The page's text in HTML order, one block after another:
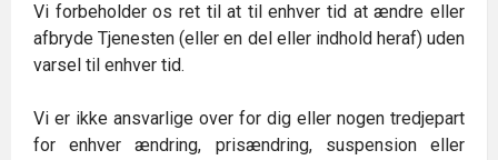
Vi forbeholder os ret til at til enhver tid at ændre eller
afbryde Tjenesten (eller en del eller indhold heraf) uden
varsel til enhver tid.
Vi er ikke ansvarlige over for dig eller nogen tredjepart
for enhver ændring, prisændring, suspension eller